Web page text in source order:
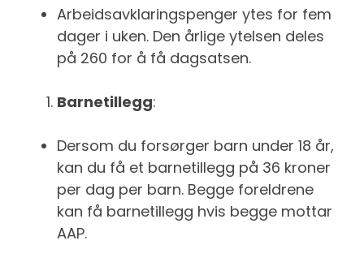
Arbeidsavklaringspenger ytes for fem
dager i uken. Den årlige ytelsen deles
på 260 for å få dagsatsen.
Barnetillegg:
Dersom du forsørger barn under 18 år,
kan du få et barnetillegg på 36 kroner
per dag per barn. Begge foreldrene
kan få barnetillegg hvis begge mottar
AAP.